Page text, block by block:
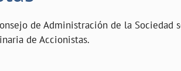
de Administración de la Sociedad
de Accionistas.